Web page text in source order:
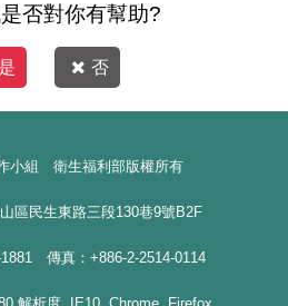
否對你有幫助?
是 否
小組 衛生福利部版權所有
區民生東路三段130巷9號B2F
傳真：+886-2-2514-0114